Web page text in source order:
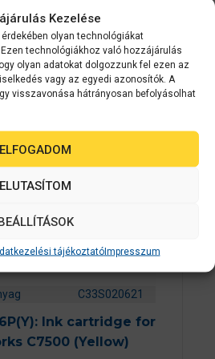
Kezelése
olyan technológiákat
technológiákhoz való hozzájárulás
olyan adatokat dolgozzunk fel ezen az
vagy az egyedi azonosítók. A
visszavonása hátrányosan befolyásolhat
ELFOGADOM
ELUTASÍTOM
tájékoztatóImpresszum
C33S020621
Ink cartridge for
C7500 (Yellow)